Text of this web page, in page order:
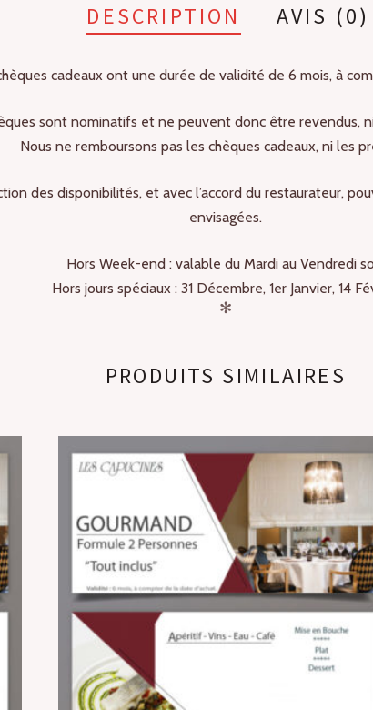
DESCRIPTION AVIS (0)
cadeaux ont une durée de validité de 6 mois, à
sont nominatifs et ne peuvent donc être revendus,
Nous ne remboursons pas les chèques cadeaux, ni les
des disponibilités, et avec l’accord du restaurateur,
envisagées.
Hors Week-end : valable du Mardi au Vendredi
Hors jours spéciaux : 31 Décembre, 1er Janvier, 14
✻
PRODUITS SIMILAIRES